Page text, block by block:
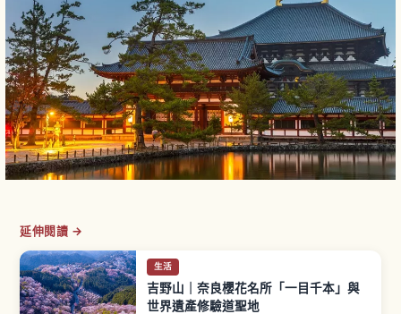
延伸閱讀 →
生活
吉野山｜奈良櫻花名所「一目千本」與
世界遺產修驗道聖地